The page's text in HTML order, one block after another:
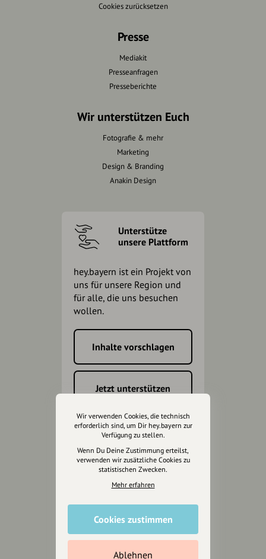
Cookies zurücksetzen
Presse
Mediakit
Presseanfragen
Presseberichte
Wir unterstützen Euch
Fotografie & mehr
Marketing
Design & Branding
Anakin Design
Unterstütze
unsere Plattform
hey.bayern ist ein Projekt von
uns für unsere Region und
für alle, die uns besuchen
wollen.
Inhalte vorschlagen
Jetzt unterstützen
Wir können leider keine
Spendenquittung ausstellen.
Wir verwenden Cookies, die technisch
erforderlich sind, um Dir hey.bayern zur
Verfügung zu stellen.
Wenn Du Deine Zustimmung erteilst,
verwenden wir zusätzliche Cookies zu
statistischen Zwecken.
Mehr erfahren
Cookies zustimmen
Ablehnen